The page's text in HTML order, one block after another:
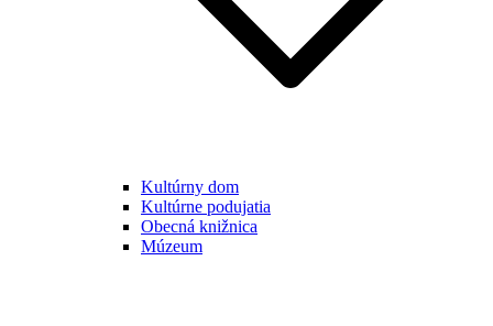
Kultúrny dom
Kultúrne podujatia
Obecná knižnica
Múzeum